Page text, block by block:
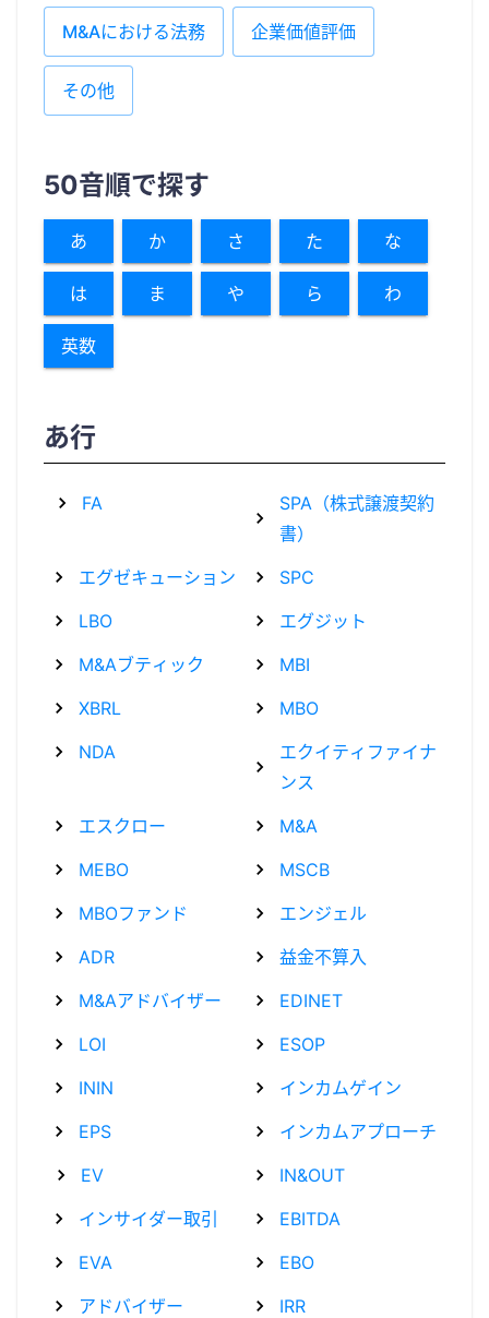
M&Aにおける法務 企業価値評価
その他
50音順で探す
あ か さ た な
は ま や ら わ
英数
あ行
FA
SPA（株式譲渡契約
書）
エグゼキューション
SPC
LBO
エグジット
M&Aブティック
MBI
XBRL
MBO
NDA
エクイティファイナ
ンス
エスクロー
M&A
MEBO
MSCB
MBOファンド
エンジェル
ADR
益金不算入
M&Aアドバイザー
EDINET
LOI
ESOP
ININ
インカムゲイン
EPS
インカムアプローチ
EV
IN&OUT
インサイダー取引
EBITDA
EVA
EBO
アドバイザー
IRR